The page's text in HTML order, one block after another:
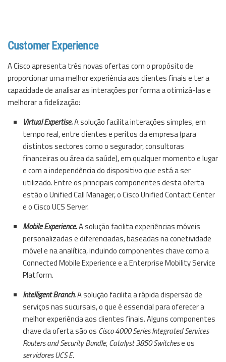
Customer Experience
ACiscoapresenta três novas ofertas com o propósito de
proporcionar uma melhor experiência aos clientes finais e ter a
capacidade de analisar as interações por forma a otimizá-las e
melhorar a fidelização:
Virtual Expertise.A solução facilita interações simples, em
tempo real, entre clientes e peritos da empresa (para
distintos sectores como o segurador, consultoras
financeiras ou área da saúde), em qualquer momento e lugar
e com a independência do dispositivo que está a ser
utilizado. Entre os principais componentes desta oferta
estão o Unified Call Manager, oCiscoUnified Contact Center
e oCiscoUCS Server.
Mobile Experience.A solução facilita experiências móveis
personalizadas e diferenciadas, baseadas na conetividade
móvel e na analítica, incluindo componentes chave como a
Connected Mobile Experience e a Enterprise Mobility Service
Platform.
Intelligent Branch.A solução facilita a rápida dispersão de
serviços nas sucursais, o que é essencial para oferecer a
melhor experiência aos clientes finais. Alguns componentes
chave da oferta são os Cisco4000 Series Integrated Services
Routers and Security Bundle, Catalyst 3850 Switchese os
servidores UCS E.